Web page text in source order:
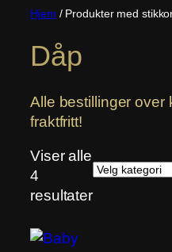
Hjem / Produkter med
Dåp
Alle bestillinger over
fraktfritt!
Viser alle
4
resultater
Velg